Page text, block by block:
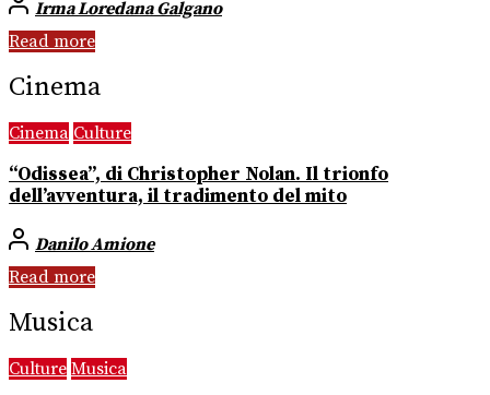
Irma Loredana Galgano
Read more
Cinema
Cinema Culture
“Odissea”, di Christopher Nolan. Il trionfo
dell’avventura, il tradimento del mito
Danilo Amione
Read more
Musica
Culture Musica